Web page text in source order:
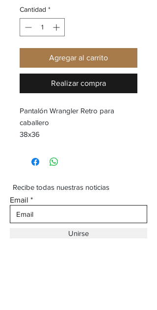
Cantidad *
Agregar al carrito
Realizar compra
Pantalón Wrangler Retro para
caballero
38x36
Recibe todas nuestras noticias
Email
Unirse